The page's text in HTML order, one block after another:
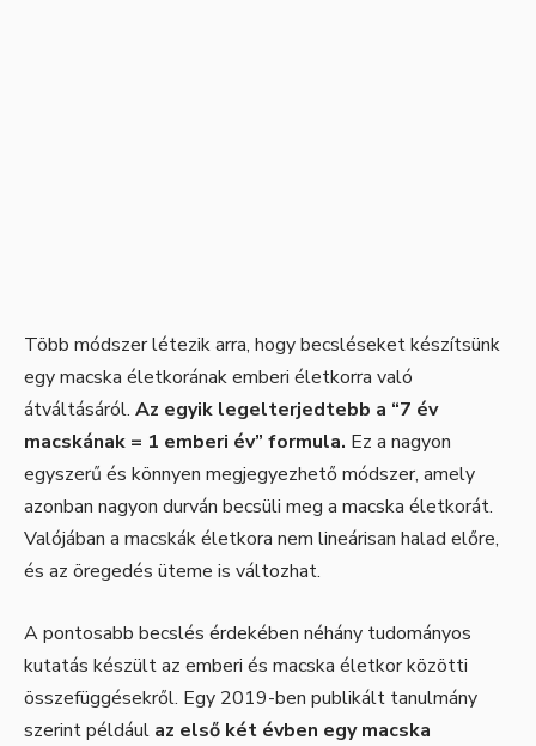
Több módszer létezik arra, hogy becsléseket készítsünk
egy macska életkorának emberi életkorra való
átváltásáról. Az egyik legelterjedtebb a “7 év
macskának = 1 emberi év” formula. Ez a nagyon
egyszerű és könnyen megjegyezhető módszer, amely
azonban nagyon durván becsüli meg a macska életkorát.
Valójában a macskák életkora nem lineárisan halad előre,
és az öregedés üteme is változhat.
A pontosabb becslés érdekében néhány tudományos
kutatás készült az emberi és macska életkor közötti
összefüggésekről. Egy 2019-ben publikált tanulmány
szerint például az első két évben egy macska